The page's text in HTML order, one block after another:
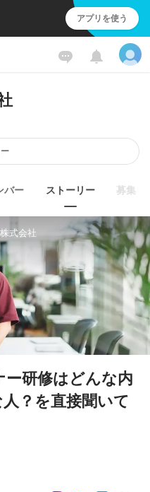
アプリを使う
バー ストーリー 募集
式会社
研修はどんな内
？を直接聞いて